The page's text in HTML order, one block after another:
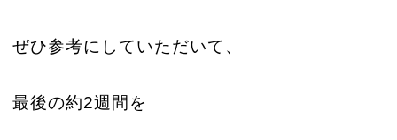
ぜひ参考にしていただいて、
最後の約2週間を